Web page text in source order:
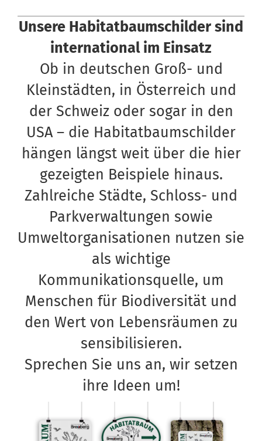
Unsere Habitatbaumschilder sind
international im Einsatz
Ob in deutschen Groß- und
Kleinstädten, in Österreich und
der Schweiz oder sogar in den
USA – die Habitatbaumschilder
hängen längst weit über die hier
gezeigten Beispiele hinaus.
Zahlreiche Städte, Schloss- und
Parkverwaltungen sowie
Umweltorganisationen nutzen sie
als wichtige
Kommunikationsquelle, um
Menschen für Biodiversität und
den Wert von Lebensräumen zu
sensibilisieren.
Sprechen Sie uns an, wir setzen
ihre Ideen um!